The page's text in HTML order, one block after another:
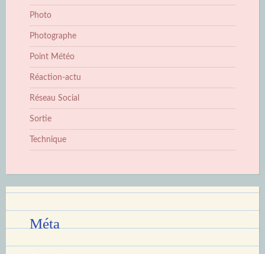
Photo
Photographe
Point Météo
Réaction-actu
Réseau Social
Sortie
Technique
Méta